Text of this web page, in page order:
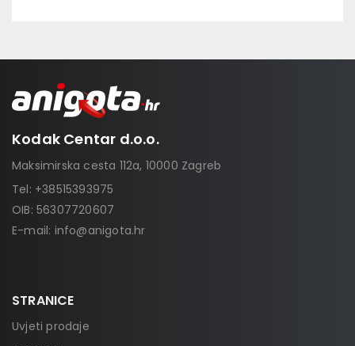
Kodak Centar d.o.o.
Maksimirska cesta 112a, 10000 Zagreb
Tel: +38515393975
OIB: 56307720607
E-mail: info@anigota.hr
STRANICE
Uvjeti prodaje